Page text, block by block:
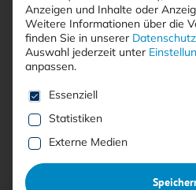
Alle Beiträge mit
Schlagwort
Anzeigen und Inhalte oder
Weitere Informationen über die
finden Sie in unserer
Auswahl jederzeit unter
anpassen.
Es folgt eine Liste der
Essenziell
Statistiken
Externe Medien